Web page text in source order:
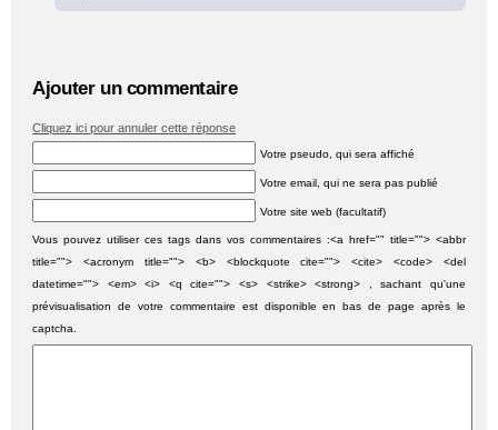
Ajouter un commentaire
Cliquez ici pour annuler cette réponse
Votre pseudo, qui sera affiché
Votre email, qui ne sera pas publié
Votre site web (facultatif)
Vous pouvez utiliser ces tags dans vos commentaires :<a href="" title=""> <abbr
title=""> <acronym title=""> <b> <blockquote cite=""> <cite> <code> <del
datetime=""> <em> <i> <q cite=""> <s> <strike> <strong> , sachant qu'une
prévisualisation de votre commentaire est disponible en bas de page après le
captcha.